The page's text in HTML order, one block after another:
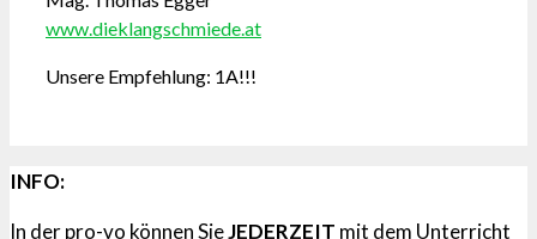
www.dieklangschmiede.at
Unsere Empfehlung: 1A!!!
INFO:
In der pro-vo können SieJEDERZEIT mit dem Unterricht